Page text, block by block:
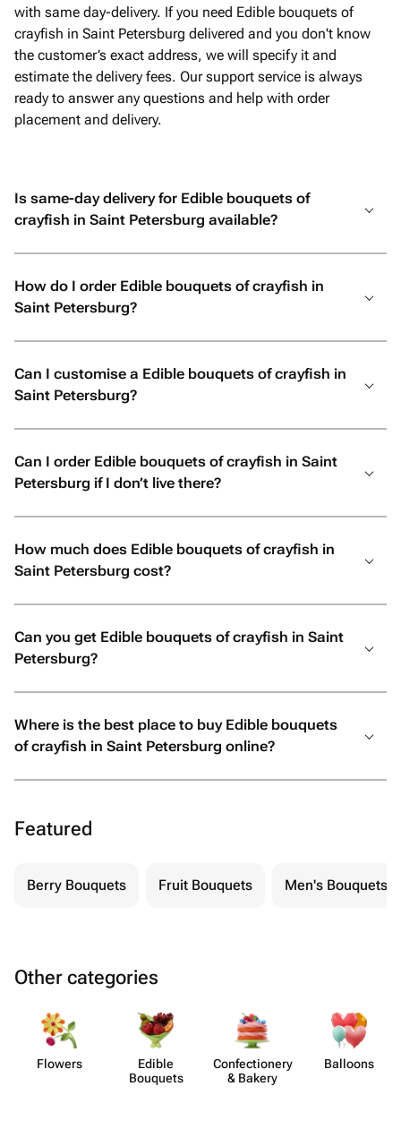
with same day-delivery. If you need Edible bouquets of
crayfish in Saint Petersburg delivered and you don't know
the customer’s exact address, we will specify it and
estimate the delivery fees. Our support service is always
ready to answer any questions and help with order
placement and delivery.
Is same-day delivery for Edible bouquets of
crayfish in Saint Petersburg available?
How do I order Edible bouquets of crayfish in
Saint Petersburg?
Can I customise a Edible bouquets of crayfish in
Saint Petersburg?
Can I order Edible bouquets of crayfish in Saint
Petersburg if I don’t live there?
How much does Edible bouquets of crayfish in
Saint Petersburg cost?
Can you get Edible bouquets of crayfish in Saint
Petersburg?
Where is the best place to buy Edible bouquets
of crayfish in Saint Petersburg online?
Featured
Berry Bouquets Fruit Bouquets Men's Bouquets
Other categories
Flowers
Edible
Bouquets
Confect​ionery
& Bakery
Balloons